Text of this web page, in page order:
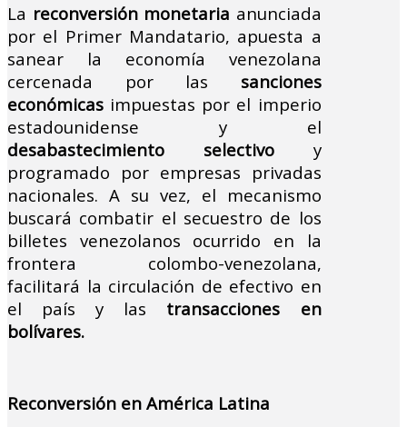
La reconversión monetaria anunciada
por el Primer Mandatario, apuesta a
sanear la economía venezolana
cercenada por las sanciones
económicas impuestas por el imperio
estadounidense y el
desabastecimiento selectivoy
programado por empresas privadas
nacionales. A su vez, el mecanismo
buscará combatir el secuestro de los
billetes venezolanos ocurrido en la
frontera colombo-venezolana,
facilitará la circulación de efectivo en
el país y las transacciones en
bolívares.
Reconversión en América Latina